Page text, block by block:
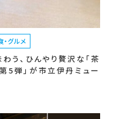
・グルメ
う、ひんやり贅沢な「茶
5弾」が市立伊丹ミュー